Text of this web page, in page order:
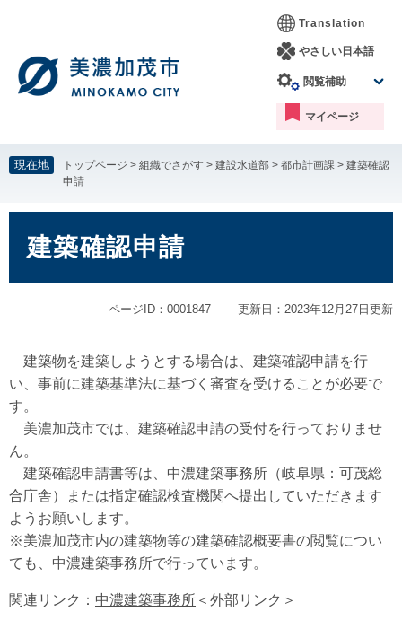
す。
し
て
本
へ
Translation
やさしい日本語
閲覧補助
マイページ
現在地 トップページ > 組織でさがす > 建設水道部 > 都市計画課 > 建築確認
申請
建築確認申請
ページID：0001847 更新日：2023年12月27日更新
建築物を建築しようとする場合は、建築確認申請を行
い、事前に建築基準法に基づく審査を受けることが必要で
す。
美濃加茂市では、建築確認申請の受付を行っておりませ
ん。
建築確認申請書等は、中濃建築事務所（岐阜県：可茂総
合庁舎）または指定確認検査機関へ提出していただきます
ようお願いします。
※美濃加茂市内の建築物等の建築確認概要書の閲覧につい
ても、中濃建築事務所で行っています。
関連リンク： 中濃建築事務所 ＜外部リンク＞